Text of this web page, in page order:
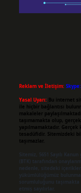
Reklam ve İletişim:
Yasal Uyarı: Bu internet
ile hiçbir bağlantısı
makaleler
taşımamakta olup,
yapılmamaktadır.
tesadüfidir. Sitemizdeki
taşımazlar.
Sitemiz, 5651 Sayılı
(BTK) tarafından
nedenle, sitedeki
yükümlülüğümüz
sorumluluğunu
etmiş sayılırlar.